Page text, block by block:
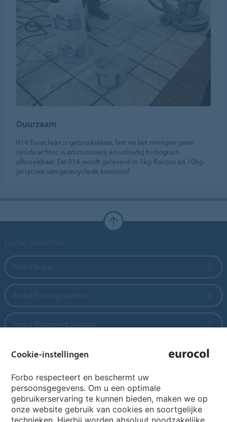
Duurzaam
014 Euroclean is gebruiksklaar, laat na het reinigen geen
residu achter, is ammoniavrij en volledig biologisch
afbreekbaar. De 014 wordt geleverd in 1kg-flacons en 10kg-
jerrycans van gerecyclede kunststof.
Choose your country
Cookie-instellingen
Forbo respecteert en beschermt uw
persoonsgegevens. Om u een optimale
gebruikerservaring te kunnen bieden, maken we op
onze website gebruik van cookies en soortgelijke
technieken. Hierbij worden absoluut noodzakelijke